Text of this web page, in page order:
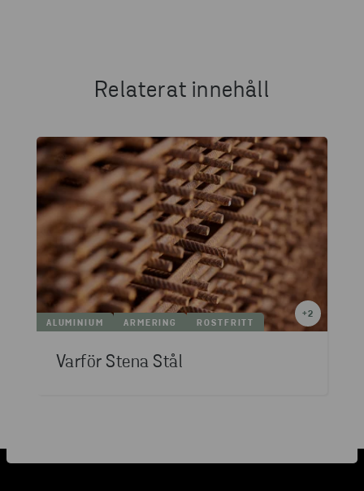
Relaterat innehåll
+2
ALUMINIUM
ARMERING ROSTFRITT
Varför Stena Stål